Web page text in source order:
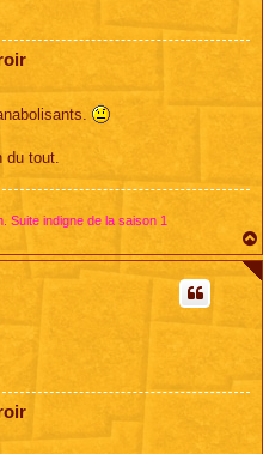
tout.
Suite indigne de la saison 1